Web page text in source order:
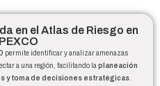
en el Atlas de Riesgo en
permite identificar y analizar amenazas
a una región, facilitando la planeación
y toma de decisiones estratégicas.